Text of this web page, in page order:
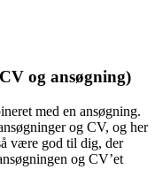
og ansøgning)
med en ansøgning.
og CV, og her
være god til dig, der
og CV’et